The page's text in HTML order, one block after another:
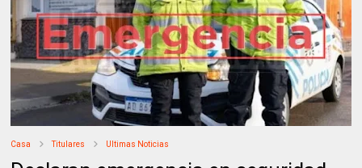
Casa Titulares Ultimas Noticias